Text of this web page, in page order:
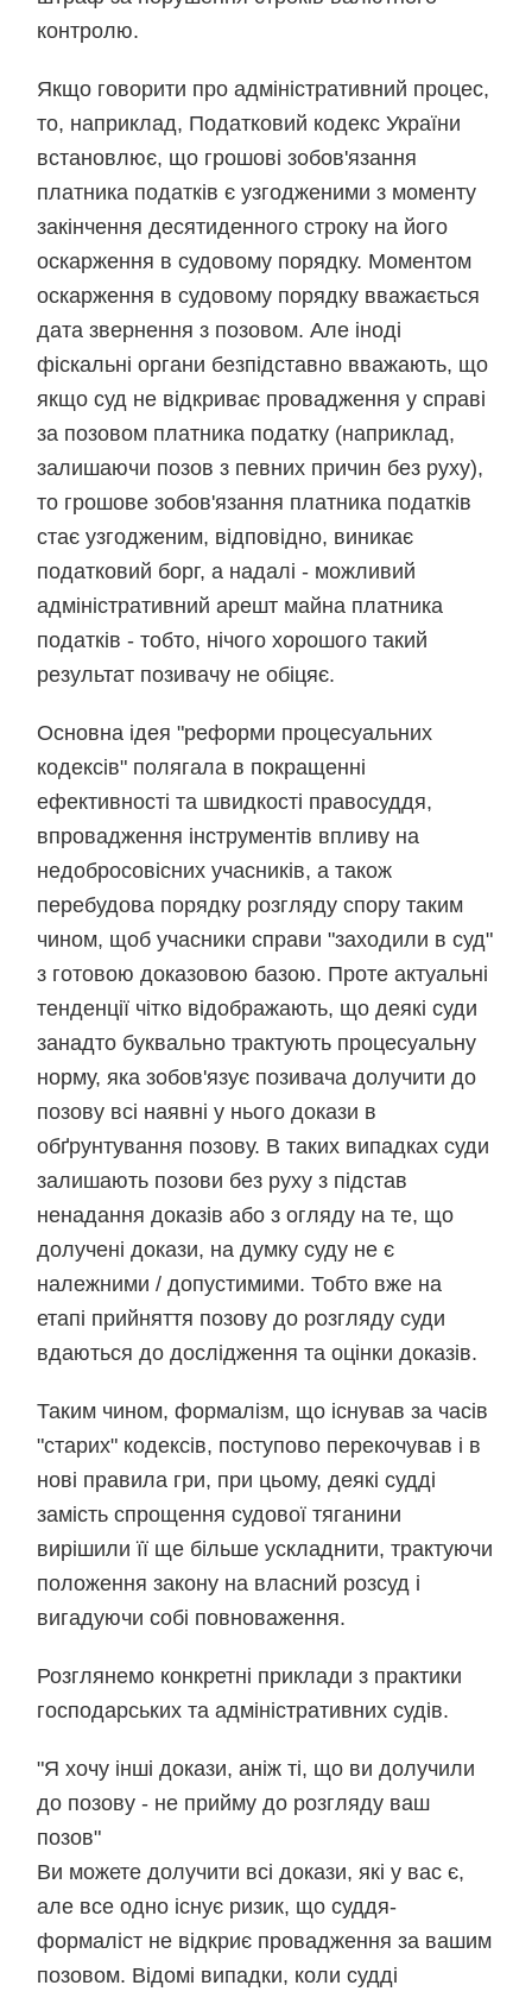
контролю.
Якщо говорити про адміністративний процес,
то, наприклад, Податковий кодекс України
встановлює, що грошові зобов'язання
платника податків є узгодженими з моменту
закінчення десятиденного строку на його
оскарження в судовому порядку. Моментом
оскарження в судовому порядку вважається
дата звернення з позовом. Але іноді
фіскальні органи безпідставно вважають, що
якщо суд не відкриває провадження у справі
за позовом платника податку (наприклад,
залишаючи позов з певних причин без руху),
то грошове зобов'язання платника податків
стає узгодженим, відповідно, виникає
податковий борг, а надалі - можливий
адміністративний арешт майна платника
податків - тобто, нічого хорошого такий
результат позивачу не обіцяє.
Основна ідея "реформи процесуальних
кодексів" полягала в покращенні
ефективності та швидкості правосуддя,
впровадження інструментів впливу на
недобросовісних учасників, а також
перебудова порядку розгляду спору таким
чином, щоб учасники справи "заходили в суд"
з готовою доказовою базою. Проте актуальні
тенденції чітко відображають, що деякі суди
занадто буквально трактують процесуальну
норму, яка зобов'язує позивача долучити до
позову всі наявні у нього докази в
обґрунтування позову. В таких випадках суди
залишають позови без руху з підстав
ненадання доказів або з огляду на те, що
долучені докази, на думку суду не є
належними / допустимими. Тобто вже на
етапі прийняття позову до розгляду суди
вдаються до дослідження та оцінки доказів.
Таким чином, формалізм, що існував за часів
"старих" кодексів, поступово перекочував і в
нові правила гри, при цьому, деякі судді
замість спрощення судової тяганини
вирішили її ще більше ускладнити, трактуючи
положення закону на власний розсуд і
вигадуючи собі повноваження.
Розглянемо конкретні приклади з практики
господарських та адміністративних судів.
"Я хочу інші докази, аніж ті, що ви долучили
до позову - не прийму до розгляду ваш
позов"
Ви можете долучити всі докази, які у вас є,
але все одно існує ризик, що суддя-
формаліст не відкриє провадження за вашим
позовом. Відомі випадки, коли судді